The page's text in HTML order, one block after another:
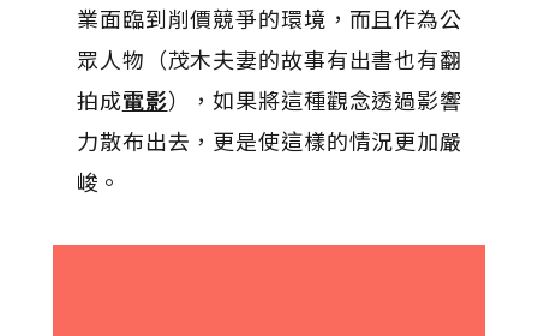
業面臨到削價競爭的環境，而且作為公
眾人物（茂木夫妻的故事有出書也有翻
拍成電影），如果將這種觀念透過影響
力散布出去，更是使這樣的情況更加嚴
峻。